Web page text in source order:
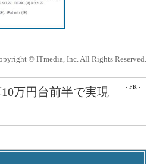
© ITmedia, Inc. All Rights Reserved.
- PR -
万円台前半で実現